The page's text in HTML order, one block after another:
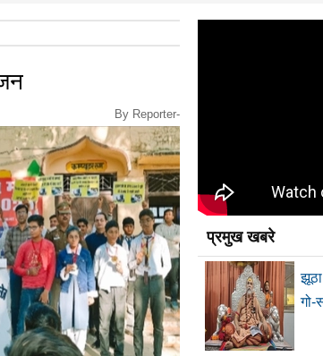
By Reporter-
प्रमुख खबरे
गो-